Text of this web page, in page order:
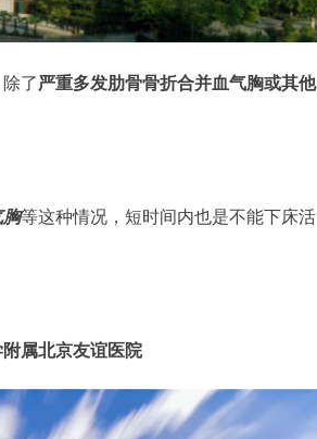
了严重多发肋骨骨折合并血气胸或其他
胸等这种情况，短时间内也是不能下床活
属北京友谊医院